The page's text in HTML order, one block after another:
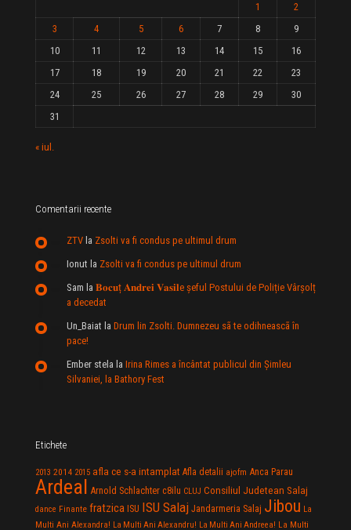
1
2
3
4 5 6 7 8
9
10
11 12 13 14 15
16
17
18 19 20 21 22
23
24
25 26 27 28 29
30
31
« iul.
Comentarii recente
ZTV la Zsolti va fi condus pe ultimul drum
Ionut la Zsolti va fi condus pe ultimul drum
Sam la 𝐁𝐨𝐜𝐮ț 𝐀𝐧𝐝𝐫𝐞𝐢 𝐕𝐚𝐬𝐢𝐥e şeful Postului de Poliție Vârșolț
a decedat
Un_Baiat la Drum lin Zsolti. Dumnezeu sã te odihneascã în
pace!
Ember stela la Irina Rimes a încântat publicul din Şimleu
Silvaniei, la Bathory Fest
Etichete
2013 2014 2015 afla ce s-a intamplat Afla detalii ajofm Anca Parau
Ardeal Arnold Schlachter c8ilu CLUJ Consiliul Judetean Salaj
dance Finante fratzica ISU ISU Salaj Jandarmeria Salaj Jibou La
Multi Ani Alexandra! La Multi Ani Alexandru! La Multi Ani Andreea! La Multi